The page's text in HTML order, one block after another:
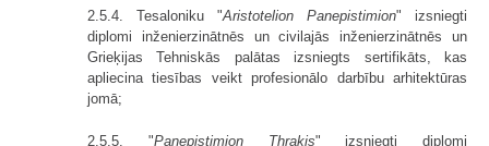
2.5.4. Tesaloniku "Aristotelion Panepistimion" izsniegti
diplomi inženier­zinātnēs un civilajās inženierzinātnēs un
Grieķijas Tehniskās palātas izsniegts sertifikāts, kas
apliecina tiesības veikt profesionālo darbību arhitektūras
jomā;
2.5.5. "Panepistimion Thrakis" izsniegti diplomi